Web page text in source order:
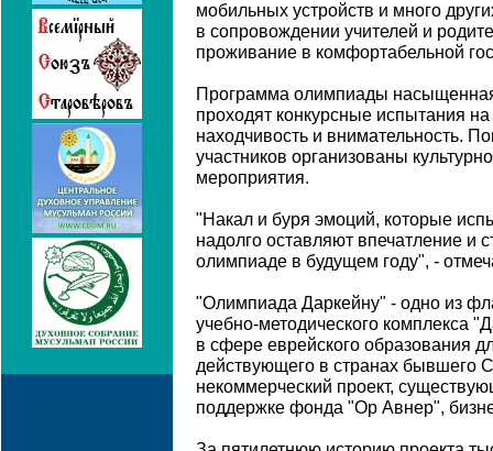
мобильных устройств и много
в сопровождении учителей и
проживание в комфортабельной
Программа олимпиады
проходят конкурсные испытания
находчивость и внимательность.
участников организованы
мероприятия.
"Накал и буря эмоций, которые
надолго оставляют впечатление и
олимпиаде в будущем году", -
"Олимпиада Даркейну" - одно из
учебно-методического комплекса
в сфере еврейского образования
действующего в странах бывшего
некоммерческий проект,
поддержке фонда "Ор Авнер",